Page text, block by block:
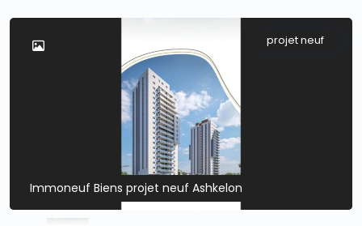
projet neuf
Immoneuf Biens projet neuf Ashkelon